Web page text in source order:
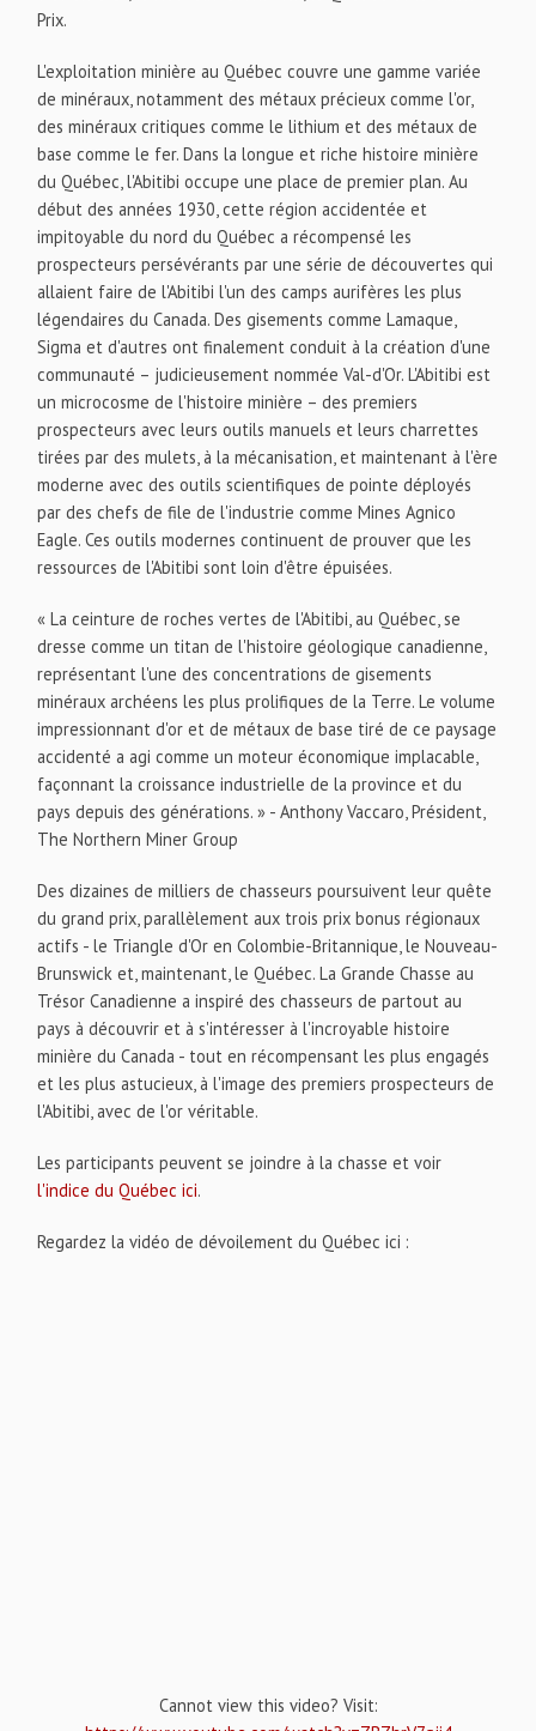
Prix.
L'exploitation minière au Québec couvre une gamme variée
de minéraux, notamment des métaux précieux comme l'or,
des minéraux critiques comme le lithium et des métaux de
base comme le fer. Dans la longue et riche histoire minière
du Québec, l'Abitibi occupe une place de premier plan. Au
début des années 1930, cette région accidentée et
impitoyable du nord du Québec a récompensé les
prospecteurs persévérants par une série de découvertes qui
allaient faire de l'Abitibi l'un des camps aurifères les plus
légendaires du Canada. Des gisements comme Lamaque,
Sigma et d'autres ont finalement conduit à la création d'une
communauté – judicieusement nommée Val-d'Or. L'Abitibi est
un microcosme de l'histoire minière – des premiers
prospecteurs avec leurs outils manuels et leurs charrettes
tirées par des mulets, à la mécanisation, et maintenant à l'ère
moderne avec des outils scientifiques de pointe déployés
par des chefs de file de l'industrie comme Mines Agnico
Eagle. Ces outils modernes continuent de prouver que les
ressources de l'Abitibi sont loin d'être épuisées.
« La ceinture de roches vertes de l'Abitibi, au Québec, se
dresse comme un titan de l'histoire géologique canadienne,
représentant l'une des concentrations de gisements
minéraux archéens les plus prolifiques de la Terre. Le volume
impressionnant d'or et de métaux de base tiré de ce paysage
accidenté a agi comme un moteur économique implacable,
façonnant la croissance industrielle de la province et du
pays depuis des générations. » - Anthony Vaccaro, Président,
The Northern Miner Group
Des dizaines de milliers de chasseurs poursuivent leur quête
du grand prix, parallèlement aux trois prix bonus régionaux
actifs - le Triangle d'Or en Colombie-Britannique, le Nouveau-
Brunswick et, maintenant, le Québec. La Grande Chasse au
Trésor Canadienne a inspiré des chasseurs de partout au
pays à découvrir et à s'intéresser à l'incroyable histoire
minière du Canada - tout en récompensant les plus engagés
et les plus astucieux, à l'image des premiers prospecteurs de
l'Abitibi, avec de l'or véritable.
Les participants peuvent se joindre à la chasse et voir
l'indice du Québec ici.
Regardez la vidéo de dévoilement du Québec ici :
Cannot view this video? Visit: